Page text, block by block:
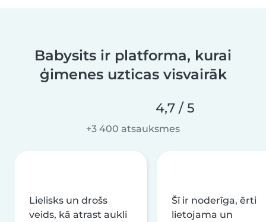
Babysits ir platforma, kurai
ģimenes uzticas visvairāk
4,7 / 5
+3 400 atsauksmes
Lielisks un drošs
veids, kā atrast aukli
Šī ir noderīga, ērti
lietojama un